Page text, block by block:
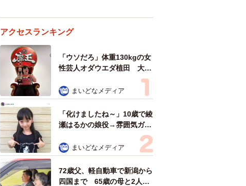
アクセスランキング
「ウソだろ」体重130kgの女
性芸人オダウエダ植田 大学
時代のほっそり姿に「マジ
で」 まいどなメディア
「化けましたね～」10歳で綾
瀬はるかの娘役→雰囲気ガラ
リの18歳に成長 「メイクで
雰囲気が」「宝塚に入れそ
う」
まいどなメディア
72歳父、軽自動車で新潟から
四国まで 65歳の母と2人で